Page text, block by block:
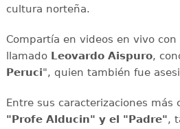
cultura norteña.
Compartía en videos en vivo
llamadoLeovardo Aispuro,
Peruci", quien también fue
Entre sus caracterizaciones más
"Profe Alducin" y el "Padre",